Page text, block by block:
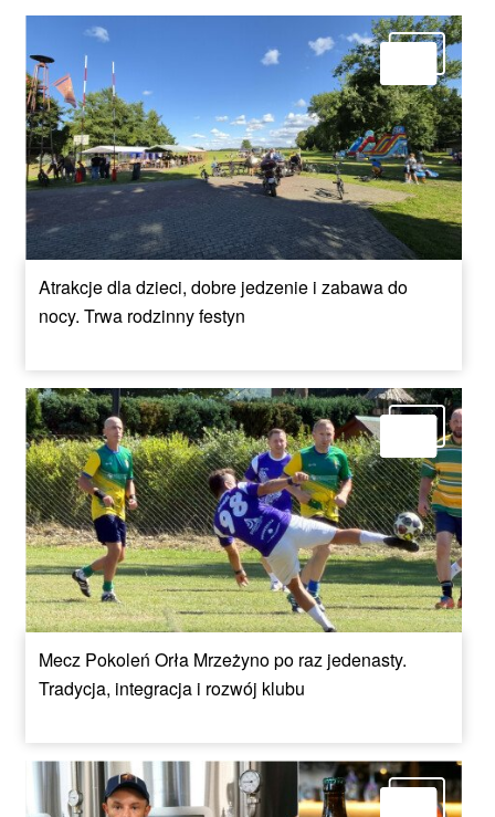
Atrakcje dla dzieci, dobre jedzenie i zabawa do
nocy. Trwa rodzinny festyn
Mecz Pokoleń Orła Mrzeżyno po raz jedenasty.
Tradycja, integracja i rozwój klubu